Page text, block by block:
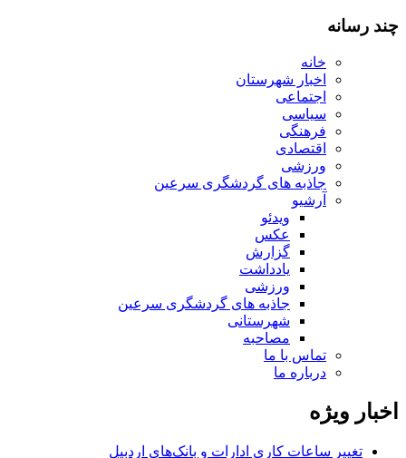
چند رسانه
خانه
اخبار شهرستان
اجتماعی
سیاسی
فرهنگی
اقتصادی
ورزشی
جاذبه های گردشگری سرعین
آرشیو
ویدئو
عکس
گزارش
یادداشت
ورزشی
جاذبه های گردشگری سرعین
شهرستانی
مصاحبه
تماس با ما
درباره ما
اخبار ویژه
تغییر ساعات کاری ادارات و بانک‌های اردبیل